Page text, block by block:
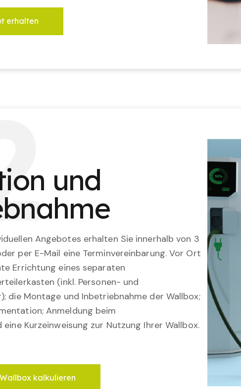
erhalten
und
Angebotes erhalten Sie innerhalb von 3
per E-Mail eine Terminvereinbarung. Vor Ort
Errichtung eines separaten
(inkl. Personen- und
die Montage und Inbetriebnahme der Wallbox;
Anmeldung beim
Kurzeinweisung zur Nutzung Ihrer Wallbox.
kalkulieren